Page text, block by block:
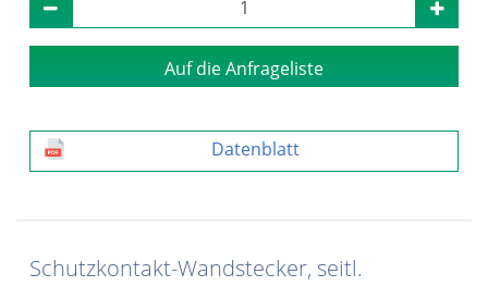
Auf die Anfrageliste
Datenblatt
Schutzkontakt-Wandstecker, seitl.